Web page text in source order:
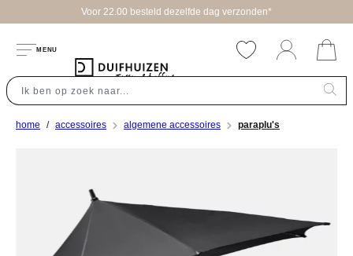
Voor 22.00 besteld dezelfde dag verzonden*
MENU
home accessoires algemene accessoires paraplu's